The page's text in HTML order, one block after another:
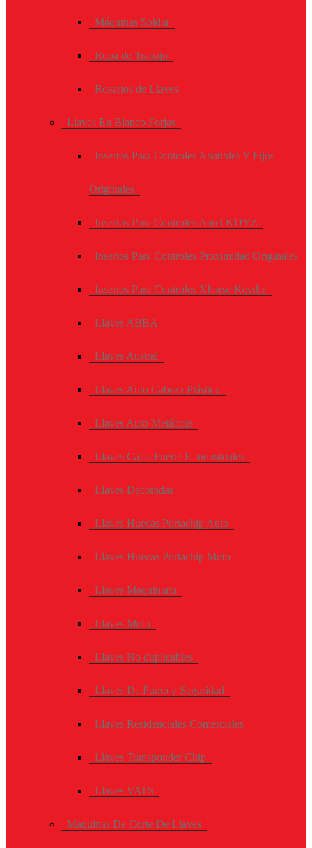
Máquinas Soldar
Ropa de Trabajo
Rosarios de Llaves
Llaves En Blanco Forjas
Insertos Para Controles Abatibles Y Fijos
Originales
Insertos Para Controles Autel KDYZ
Insertos Para Controles Proximidad Originales
Insertos Para Controles Xhorse Keydiy
Llaves ABBA
Llaves Austral
Llaves Auto Cabeza Plástica
Llaves Auto Metálicas
Llaves Cajas Fuerte E Industriales
Llaves Decoradas
Llaves Huecas Portachip Auto
Llaves Huecas Portachip Moto
Llaves Maquinaria
Llaves Moto
Llaves No duplicables
Llaves De Punto y Seguridad
Llaves Residenciales Comerciales
Llaves Transponder Chip
Llaves VATS
Maquinas De Corte De Llaves